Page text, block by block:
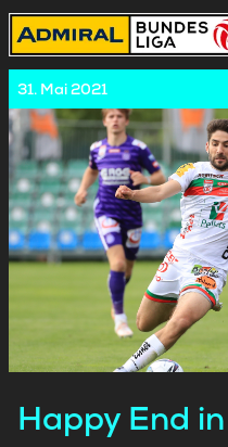
31. Mai 2021
Happy End